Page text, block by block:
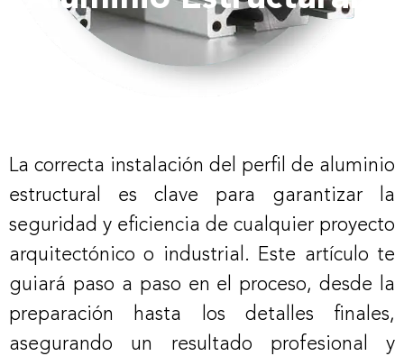
La correcta instalación del perfil de aluminio
estructural es clave para garantizar la
seguridad y eficiencia de cualquier proyecto
arquitectónico o industrial. Este artículo te
guiará paso a paso en el proceso, desde la
preparación hasta los detalles finales,
asegurando un resultado profesional y